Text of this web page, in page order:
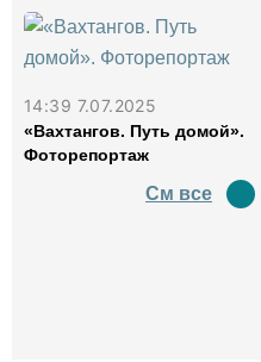
14:39 7.07.2025
«Вахтангов. Путь домой».
Фоторепортаж
См все